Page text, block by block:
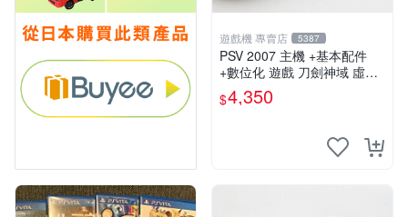
遊戲機 專賣店 5387
PSV 2007 主機 +基本配件
+數位化 遊戲 刀劍神域 虛空
幻界 保修一年
$4,350